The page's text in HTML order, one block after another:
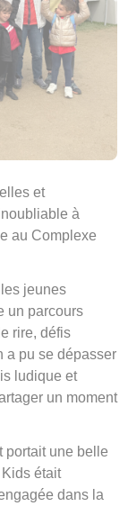
et
à
au Complexe
jeunes
un parcours
rire, défis
a pu se dépasser
ludique et
un moment
portait une belle
était
dans la